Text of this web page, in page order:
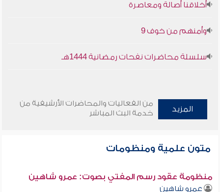
أخلاقنا أصالة ومعاصرة
وأمنهم من خوف 9
سلسلة محاضرات نفحات رمضانية 1444هـ
المزيد
من الفعاليات والمحاضرات الأرشيفية من
خدمة البث المباشر
متون علمية ومنظومات
منظومة عقود رسم المفتي بصوت: عمرو شاهين
عمرو شاهين